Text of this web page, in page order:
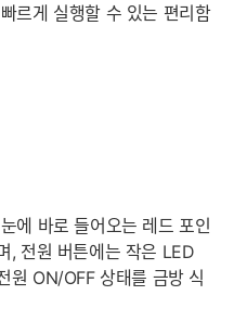
르게 실행할 수 있는 편리함
에 바로 들어오는 레드 포인
, 전원 버튼에는 작은 LED
원 ON/OFF 상태를 금방 식